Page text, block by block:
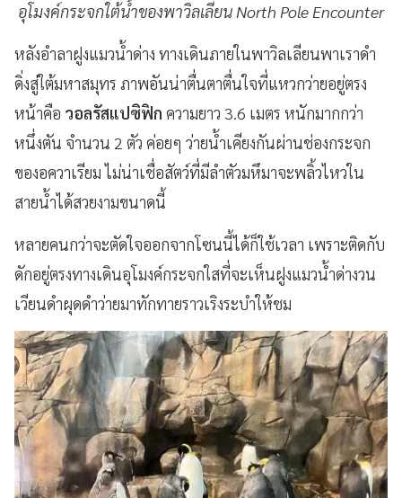
อุโมงค์กระจกใต้น้ำของพาวิลเลียน North Pole Encounter
หลังอำลาฝูงแมวน้ำด่าง ทางเดินภายในพาวิลเลียนพาเราดำ
ดิ่งสู่ใต้มหาสมุทร ภาพอันน่าตื่นตาตื่นใจที่แหวกว่ายอยู่ตรง
หน้าคือ วอลรัสแปซิฟิก ความยาว 3.6 เมตร หนักมากกว่า
หนึ่งตัน จำนวน 2 ตัว ค่อยๆ ว่ายน้ำเคียงกันผ่านช่องกระจก
ของอควาเรียม ไม่น่าเชื่อสัตว์ที่มีลำตัวมหึมาจะพลิ้วไหวใน
สายน้ำได้สวยงามขนาดนี้
หลายคนกว่าจะตัดใจออกจากโซนนี้ได้ก็ใช้เวลา เพราะติดกับ
ดักอยู่ตรงทางเดินอุโมงค์กระจกใสที่จะเห็นฝูงแมวน้ำด่างวน
เวียนดำผุดดำว่ายมาทักทายราวเริงระบำให้ชม